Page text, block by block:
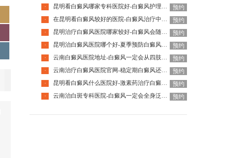
· 昆明看白癜风哪家专科医院好-白癜风护理要避开什么呢
预约
·
在昆明看白癜风较好的医院-白癜风治疗中为何会越治越白
预约
·
昆明治疗白癜风医院哪家较好-白癜风会随着年纪增长加重吗
预约
·
昆明治白癜风医院哪个好-夏季预防白癜风要注意哪些事项
预约
·
云南白癜风医院地址-白癜风一定会从四肢开始发病吗
预约
·
云南治疗白癜风医院官网-稳定期白癜风还会突然扩散发展吗
预约
·
昆明看白癜风什么医院好-激素药治疗白癜风会有副作用吗
预约
·
云南治白斑专科医院-白癜风一定会全身泛发吗 预约